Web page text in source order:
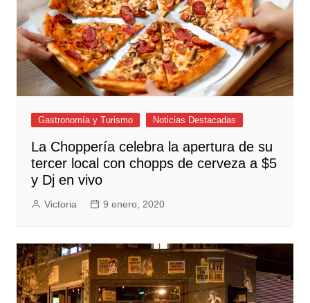
Gastronomía y Turismo Noticias Destacadas
La Choppería celebra la apertura de su
tercer local con chopps de cerveza a $5
y Dj en vivo
Victoria 9 enero, 2020